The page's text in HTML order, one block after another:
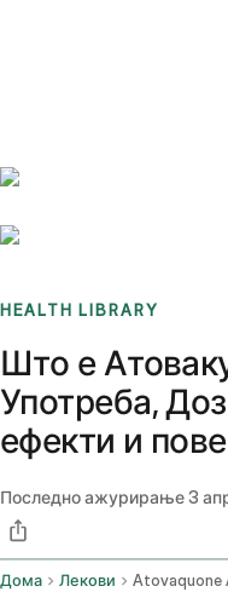
HEALTH LIBRARY
Што е
Употреба,
ефекти и
Последно ажурирање3
Дома Лекови